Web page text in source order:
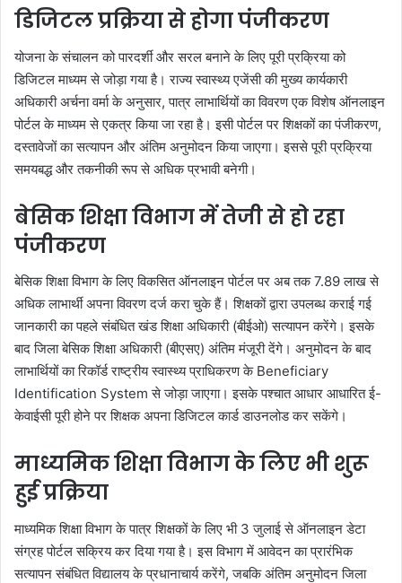
डिजिटल प्रक्रिया से होगा पंजीकरण
योजना के संचालन को पारदर्शी और सरल बनाने के लिए पूरी प्रक्रिया को
डिजिटल माध्यम से जोड़ा गया है। राज्य स्वास्थ्य एजेंसी की मुख्य कार्यकारी
अधिकारी अर्चना वर्मा के अनुसार, पात्र लाभार्थियों का विवरण एक विशेष ऑनलाइन
पोर्टल के माध्यम से एकत्र किया जा रहा है। इसी पोर्टल पर शिक्षकों का पंजीकरण,
दस्तावेजों का सत्यापन और अंतिम अनुमोदन किया जाएगा। इससे पूरी प्रक्रिया
समयबद्ध और तकनीकी रूप से अधिक प्रभावी बनेगी।
बेसिक शिक्षा विभाग में तेजी से हो रहा
पंजीकरण
बेसिक शिक्षा विभाग के लिए विकसित ऑनलाइन पोर्टल पर अब तक 7.89 लाख से
अधिक लाभार्थी अपना विवरण दर्ज करा चुके हैं। शिक्षकों द्वारा उपलब्ध कराई गई
जानकारी का पहले संबंधित खंड शिक्षा अधिकारी (बीईओ) सत्यापन करेंगे। इसके
बाद जिला बेसिक शिक्षा अधिकारी (बीएसए) अंतिम मंजूरी देंगे। अनुमोदन के बाद
लाभार्थियों का रिकॉर्ड राष्ट्रीय स्वास्थ्य प्राधिकरण के Beneficiary
Identification System से जोड़ा जाएगा। इसके पश्चात आधार आधारित ई-
केवाईसी पूरी होने पर शिक्षक अपना डिजिटल कार्ड डाउनलोड कर सकेंगे।
माध्यमिक शिक्षा विभाग के लिए भी शुरू
हुई प्रक्रिया
माध्यमिक शिक्षा विभाग के पात्र शिक्षकों के लिए भी 3 जुलाई से ऑनलाइन डेटा
संग्रह पोर्टल सक्रिय कर दिया गया है। इस विभाग में आवेदन का प्रारंभिक
सत्यापन संबंधित विद्यालय के प्रधानाचार्य करेंगे, जबकि अंतिम अनुमोदन जिला